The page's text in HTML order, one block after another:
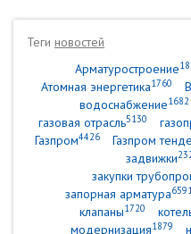
Теги новостей
Арматуростроение
Атомная энергетика1760
водоснабжение1682
газовая отрасль5130
Газпром4426 Газпром
задвижки
закупки
запорная арматура
клапаны1720
модернизация1879